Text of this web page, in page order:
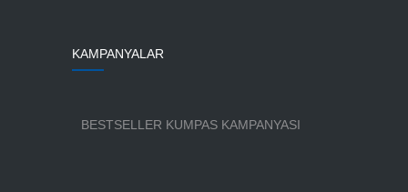
KAMPANYALAR
BESTSELLER KUMPAS KAMPANYASI